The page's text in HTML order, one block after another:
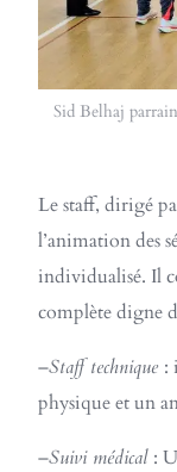
Sid Belhaj
Le staff, dirigé
l’animation des
individualisé. Il
complète digne
–Staff technique :
physique et un
–Suivi médical :